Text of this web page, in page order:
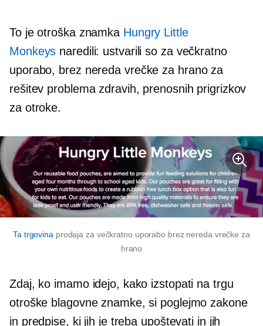
To je otroška znamka Hungry Little
Monkeys naredili: ustvarili so za večkratno
uporabo, brez neredavrečke za hrano za
rešitev problema zdravih, prenosnih prigrizkov
za otroke.
Ta trgovina prodaja za večkratno uporabo brez nereda vrečke za
hrano
Zdaj, ko imamo idejo, kako izstopati na trgu
otroške blagovne znamke, si poglejmo zakone
in predpise, ki jih je treba upoštevati in jih